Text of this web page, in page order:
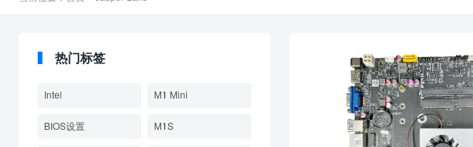
热门标签
Intel M1 Mini
BIOS设置 M1S